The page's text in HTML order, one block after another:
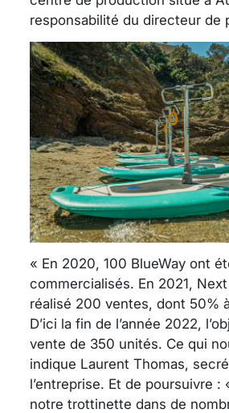
responsabilité du directeur de
« En 2020, 100 BlueWay ont
commercialisés. En 2021,
réalisé 200 ventes, dont 50%
D’ici la fin de l’année 2022,
vente de 350 unités. Ce qui
indique Laurent Thomas,
l’entreprise. Et de poursuivre :
notre trottinette dans de